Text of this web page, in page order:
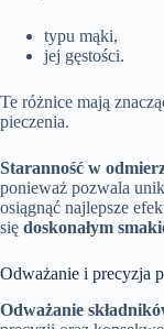
typu mąki,
jej gęstości.
Te różnice mają
pieczenia.
Staranność w
ponieważ pozwala
osiągnąć najlepsze
się doskonałym
Odważanie i precyzja
Odważanie